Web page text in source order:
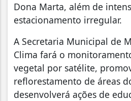
Dona Marta, além de
estacionamento irregular.
A Secretaria Municipal de
Clima fará o
vegetal por satélite,
reflorestamento de áreas
desenvolverá ações de